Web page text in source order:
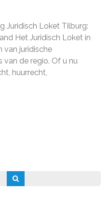
in
Tilburg:
Partner
voor
Juridisch Loket Tilburg:
Het Juridisch Loket in
van juridische
van de regio. Of u nu
huurrecht,